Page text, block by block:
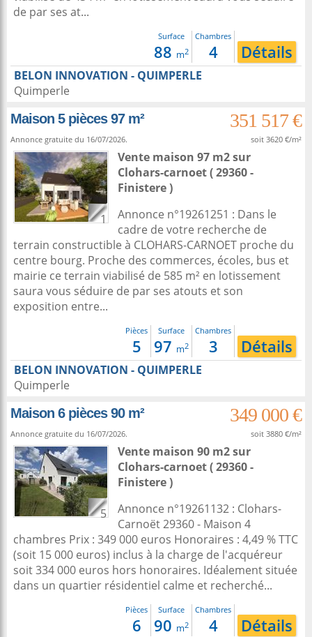
de par ses at...
Surface
88 m2
Chambres
4 Détails
BELON INNOVATION - QUIMPERLE
Quimperle
Maison 5 pièces 97 m²
351 517 €
Annonce gratuite du 16/07/2026. soit 3620 €/m²
1
Vente maison 97 m2sur
Clohars-carnoet( 29360 -
Finistere )
Annonce n°19261251 : Dans le
cadre de votre recherche de
terrain constructible à CLOHARS-CARNOET proche du
centre bourg. Proche des commerces, écoles, bus et
mairie ce terrain viabilisé de 585 m² en lotissement
saura vous séduire de par ses atouts et son
exposition entre...
Pièces
5
Surface
97 m2
Chambres
3 Détails
BELON INNOVATION - QUIMPERLE
Quimperle
Maison 6 pièces 90 m²
349 000 €
Annonce gratuite du 16/07/2026. soit 3880 €/m²
5
Vente maison 90 m2sur
Clohars-carnoet( 29360 -
Finistere )
Annonce n°19261132 : Clohars-
Carnoët 29360 - Maison 4
chambres Prix : 349 000 euros Honoraires : 4,49 % TTC
(soit 15 000 euros) inclus à la charge de l'acquéreur
soit 334 000 euros hors honoraires. Idéalement située
dans un quartier résidentiel calme et recherché...
Pièces
6
Surface
90 m2
Chambres
4 Détails